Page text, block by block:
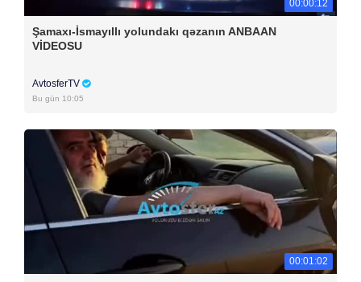
00:00:12
Şamaxı-İsmayıllı yolundakı qəzanın ANBAAN
VİDEOSU
AvtosferTV
Bu gün 10:05
00:01:02